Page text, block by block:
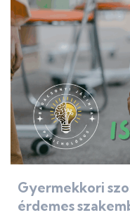
Gyermekkori
érdemes